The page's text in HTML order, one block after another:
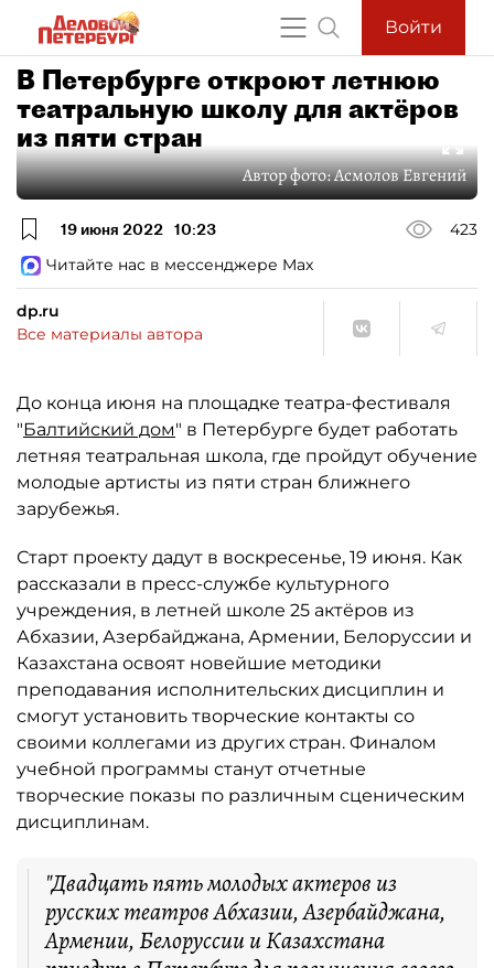
Войти
В Петербурге откроют летнюю
театральную школу для актёров
из пяти стран
Автор фото:Асмолов Евгений
19 июня 2022 10:23
423
Читайте нас в мессенджере Max
dp.ru
Все материалы автора
До конца июня на площадке театра-фестиваля
"Балтийский дом" в Петербурге будет работать
летняя театральная школа, где пройдут обучение
молодые артисты из пяти стран ближнего
зарубежья.
Старт проекту дадут в воскресенье, 19 июня. Как
рассказали в пресс-службе культурного
учреждения, в летней школе 25 актёров из
Абхазии, Азербайджана, Армении, Белоруссии и
Казахстана освоят новейшие методики
преподавания исполнительских дисциплин и
смогут установить творческие контакты со
своими коллегами из других стран. Финалом
учебной программы станут отчетные
творческие показы по различным сценическим
дисциплинам.
"Двадцать пять молодых актеров из
русских театров Абхазии, Азербайджана,
Армении, Белоруссии и Казахстана